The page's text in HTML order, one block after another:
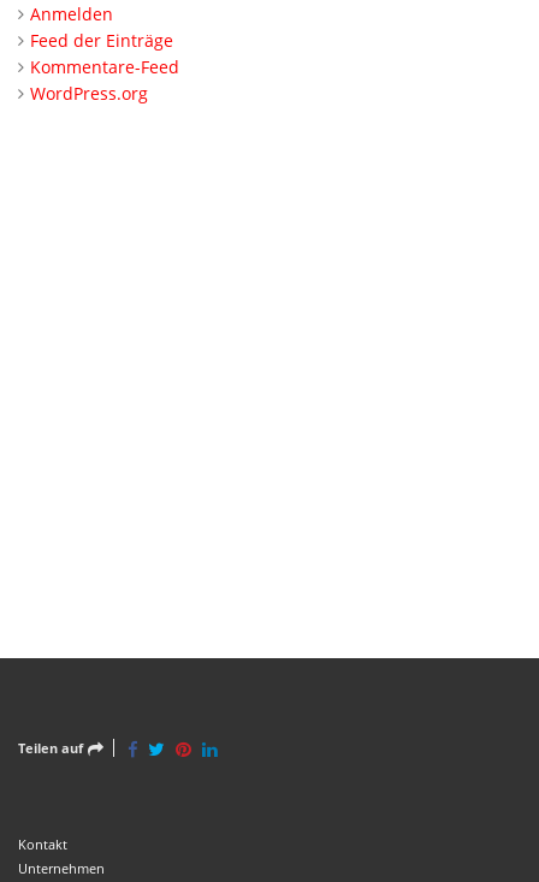
Anmelden
Feed der Einträge
Kommentare-Feed
WordPress.org
Teilen auf
Kontakt
Unternehmen